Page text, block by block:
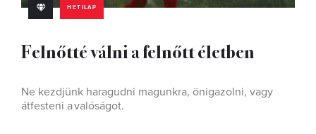
HETILAP
Felnőtté válni a felnőtt életben
Ne kezdjünk haragudni magunkra, önigazolni, vagy
átfesteni a valóságot.